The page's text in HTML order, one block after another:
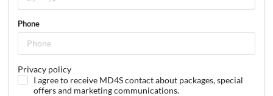
Phone
Privacy policy
I agree to receive MD4S contact about packages, special
offers and marketing communications.